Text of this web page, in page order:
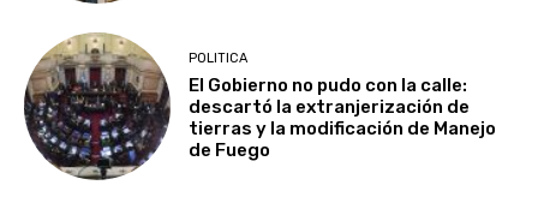
POLITICA
El Gobierno no pudo con la calle:
descartó la extranjerización de
tierras y la modificación de Manejo
de Fuego